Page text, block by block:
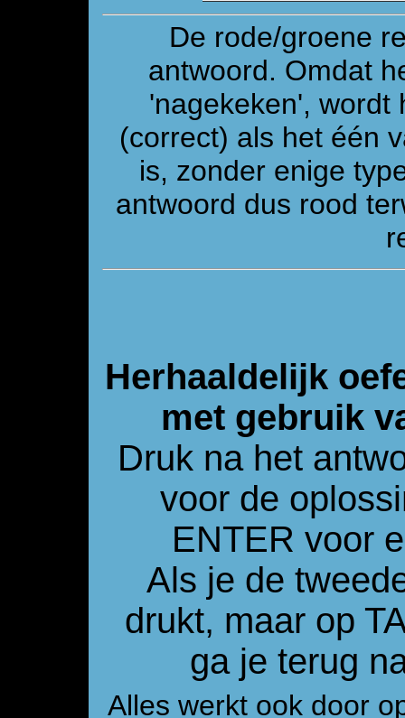
De rode/groene
antwoord. Omdat
'nagekeken', wordt
(correct) als het één
is, zonder enige
antwoord dus rood
Herhaaldelijk
met gebruik
Druk na het
voor de
ENTER voor
Als je de
drukt, maar op
ga je terug
Alles werkt ook door